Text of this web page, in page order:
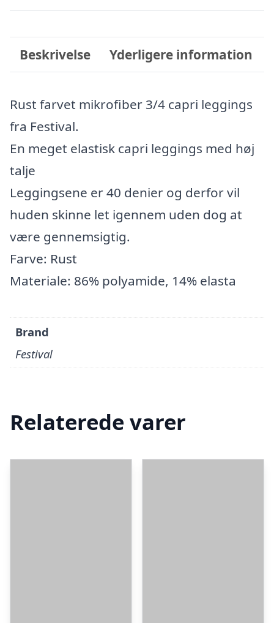
Beskrivelse Yderligere information
Rust farvet mikrofiber 3/4 capri leggings
fra Festival.
En meget elastisk capri leggings med høj
talje
Leggingsene er 40 denier og derfor vil
huden skinne let igennem uden dog at
være gennemsigtig.
Farve: Rust
Materiale: 86% polyamide, 14% elasta
Brand
Festival
Relaterede varer